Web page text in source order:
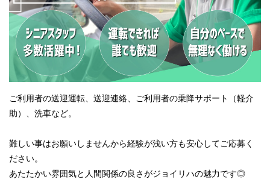
ご利用者の送迎運転、送迎連絡、ご利用者の乗降サポート（軽介
助）、洗車など。
難しい事はお願いしませんから経験が浅い方も安心してご応募く
ださい。
あたたかい雰囲気と人間関係の良さがジョイリハの魅力です◎